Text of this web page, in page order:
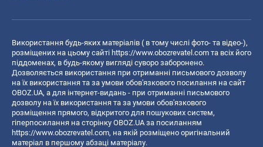
Використання будь-яких матеріалів ( в тому числі фото- та відео-),
розміщених на цьому сайті https://www.obozrevatel.com та всіх його
піддоменах, в будь-якому вигляді суворо заборонено.
Дозволяється використання при отриманні письмового дозволу
на їх використання та за умови обов'язкового посилання на сайт
OBOZ.UA, а для інтернет-видань - при отриманні письмового
дозволу на їх використання та за умови обов'язкового
розміщення прямого, відкритого для пошукових систем,
гіперпосилання на сторінку OBOZ.UA за посиланням
https://www.obozrevatel.com, на якій розміщено оригінальний
матеріал в першому абзаці матеріалу.